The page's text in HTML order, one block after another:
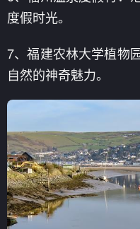
度假时光。
7、福建农林大学植物
自然的神奇魅力。